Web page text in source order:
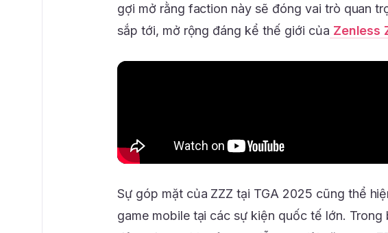
gợi mở rằng faction này sẽ đóng vai trò quan
sắp tới, mở rộng đáng kể thế giới của Zenless
Sự góp mặt của ZZZ tại TGA 2025 cũng thể
game mobile tại các sự kiện quốc tế lớn.